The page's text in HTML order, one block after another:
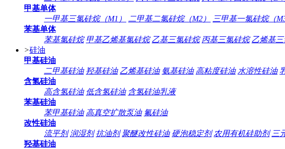
甲基单体
一甲基三氯硅烷（M1）
二甲基二氯硅烷（M2）
三甲基一氯硅烷（M3
苯基单体
苯基氯硅烷 甲基乙烯基氯硅烷 乙基三氯硅烷 丙基三氯硅烷 乙烯基
>硅油
甲基硅油
二甲基硅油 羟基硅油 乙烯基硅油 氨基硅油 高粘度硅油 水溶性硅油
含氢硅油
高含氢硅油 低含氢硅油 含氢硅油乳液
苯基硅油
苯甲基硅油 高真空扩散泵油 氟硅油
改性硅油
流平剂 润湿剂 抗油剂 聚醚改性硅油 硬泡稳定剂 农用有机硅助剂 三
羟基硅油